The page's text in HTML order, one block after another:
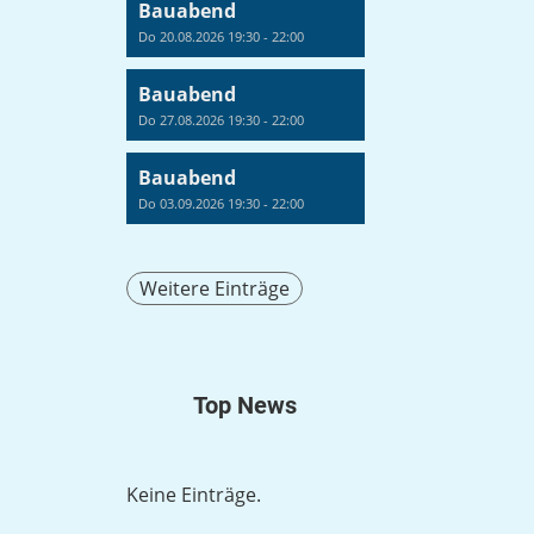
Bauabend
Do 20.08.2026 19:30 - 22:00
Bauabend
Do 27.08.2026 19:30 - 22:00
Bauabend
Do 03.09.2026 19:30 - 22:00
Weitere Einträge
Top News
Keine Einträge.